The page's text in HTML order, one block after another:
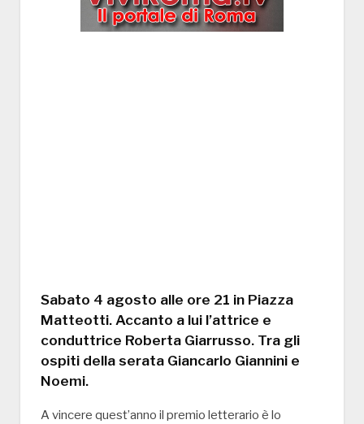
Sabato 4 agosto alle ore 21 in Piazza
Matteotti. Accanto a lui l’attrice e
conduttrice Roberta Giarrusso. Tra gli
ospiti della serata Giancarlo Giannini e
Noemi.
A vincere quest’anno il premio letterario è lo